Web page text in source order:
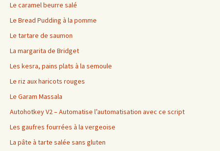
Le caramel beurre salé
Le Bread Pudding à la pomme
Le tartare de saumon
La margarita de Bridget
Les kesra, pains plats à la semoule
Le riz aux haricots rouges
Le Garam Massala
Autohotkey V2 – Automatise l’automatisation avec ce script
Les gaufres fourrées à la vergeoise
La pâte à tarte salée sans gluten